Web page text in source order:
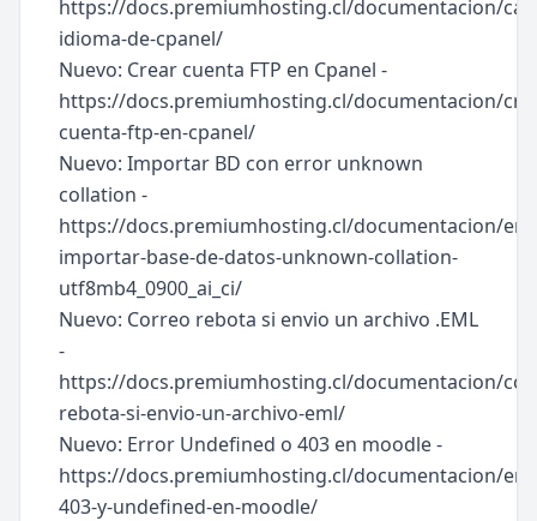
https://docs.premiumhosting.cl/documentacion/
idioma-de-cpanel/
Nuevo: Crear cuenta FTP en Cpanel -
https://docs.premiumhosting.cl/documentacion/
cuenta-ftp-en-cpanel/
Nuevo: Importar BD con error unknown
collation -
https://docs.premiumhosting.cl/documentacion/
importar-base-de-datos-unknown-collation-
utf8mb4_0900_ai_ci/
Nuevo: Correo rebota si envio un archivo .EML
-
https://docs.premiumhosting.cl/documentacion/
rebota-si-envio-un-archivo-eml/
Nuevo: Error Undefined o 403 en moodle -
https://docs.premiumhosting.cl/documentacion/
403-y-undefined-en-moodle/